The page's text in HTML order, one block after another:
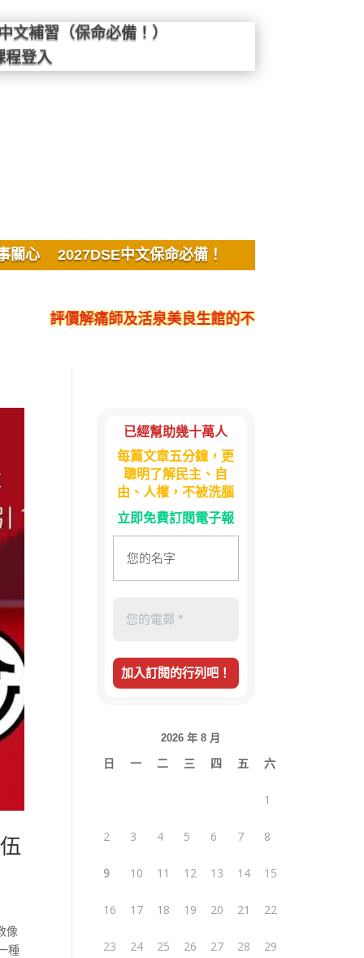
文補習（保命必備！）
程登入
關心 2027DSE中文保命必備！
解痛師及活泉美良生館的不良銷售、呃人、騙局、黑
像
種
已經幫助幾十萬人
每篇文章五分鐘，更
聰明了解民主、自
由、人權，不被洗腦
立即免費訂閱電子報
2026 年 8 月
日 一 二 三 四 五 六
1
2 3 4 5 6 7 8
9 10 11 12 13 14 15
16 17 18 19 20 21 22
23 24 25 26 27 28 29